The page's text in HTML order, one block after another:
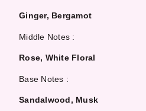
Ginger, Bergamot
Middle Notes :
Rose, White Floral
Base Notes :
Sandalwood, Musk